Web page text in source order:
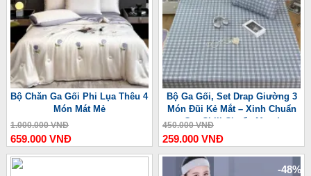
Bộ Chăn Ga Gối Phi Lụa Thêu 4
Món Mát Mẻ
1.000.000 VNĐ
659.000 VNĐ
Bộ Ga Gối, Set Drap Giường 3
Món Đũi Kẻ Mắt – Xinh Chuẩn
Gu, Chill Chuẩn Mood
450.000 VNĐ
259.000 VNĐ
-48%